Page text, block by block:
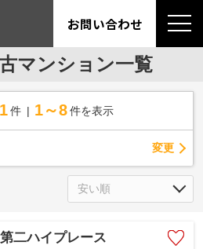
お問い合わせ
マンション一覧
1 件 1～8 件を表示
変更
二ハイプレース